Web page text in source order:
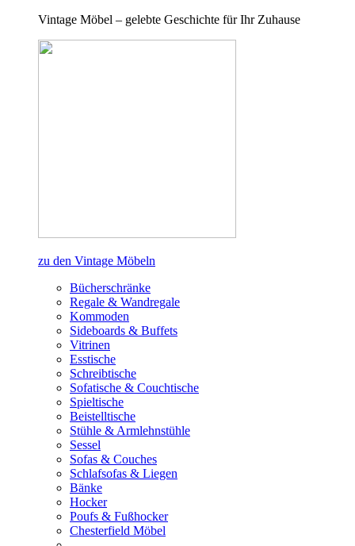
Vintage Möbel – gelebte Geschichte für Ihr Zuhause
zu den Vintage Möbeln
Bücherschränke
Regale & Wandregale
Kommoden
Sideboards & Buffets
Vitrinen
Esstische
Schreibtische
Sofatische & Couchtische
Spieltische
Beistelltische
Stühle & Armlehnstühle
Sessel
Sofas & Couches
Schlafsofas & Liegen
Bänke
Hocker
Poufs & Fußhocker
Chesterfield Möbel